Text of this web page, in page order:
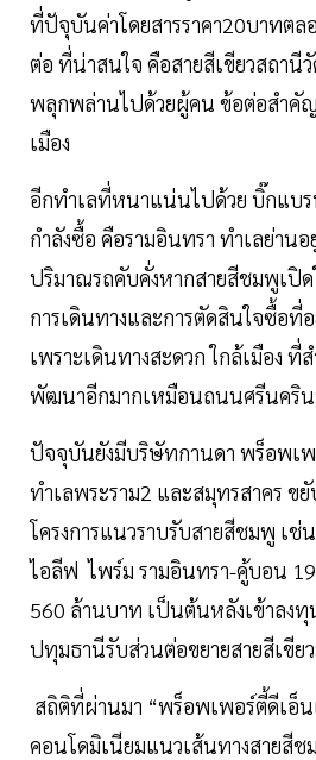
ที่ปัจุบันค่าโดยสารราคา20บาทตล
ต่อ ที่น่าสนใจ คือสายสีเขียวสถานี
พลุกพล่านไปด้วยผู้คน ข้อต่อสำคัญ
เมือง
อีกทำเลที่หนาแน่นไปด้วย บิ๊กแบร
กำลังซื้อ คือรามอินทรา ทำเลย่าน
ปริมาณรถคับคั่งหากสายสีชมพูเปิด
การเดินทางและการตัดสินใจซื้อที่
เพราะเดินทางสะดวก ใกล้เมือง
พัฒนาอีกมากเหมือนถนนศรีนคริน
ปัจจุบันยังมีบริษัทกานดา พร็อพเพ
ทำเลพระราม2 และสมุทรสาคร ข
โครงการแนวราบรับสายสีชมพู เช่
ไอลีฟ ไพร์ม รามอินทรา-คู้บอน
560 ล้านบาท เป็นต้นหลังเข้าลงทุ
ปทุมธานีรับส่วนต่อขยายสายสีเขีย
สถิติที่ผ่านมา “พร็อพเพอร์ตี้ดีเอ็น
คอนโดมิเนียมแนวเส้นทางสายสี